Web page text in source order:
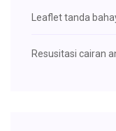
Leaflet tanda
Resusitasi cairan